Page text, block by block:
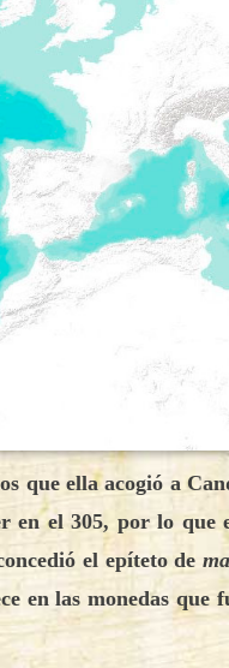
que ella acogió a
en el 305, por lo
el epíteto de
en las monedas que